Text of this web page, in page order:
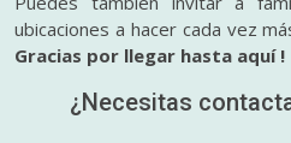
ubicaciones a hacer cada vez
Gracias por llegar hasta aquí !
¿Necesitas